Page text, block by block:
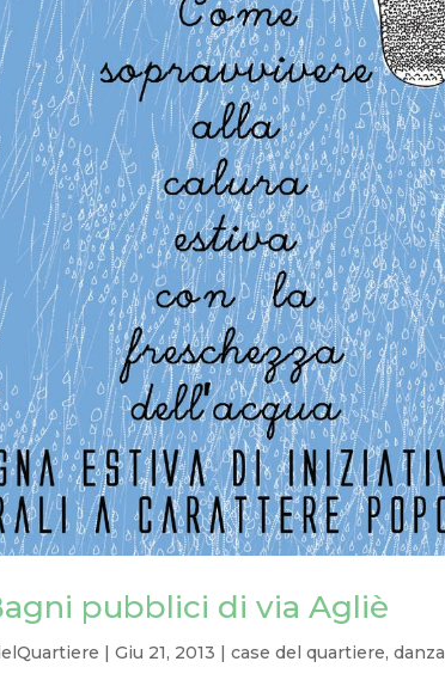
pubblici di via Agliè
|Giu 21, 2013 |case del quartiere,danza